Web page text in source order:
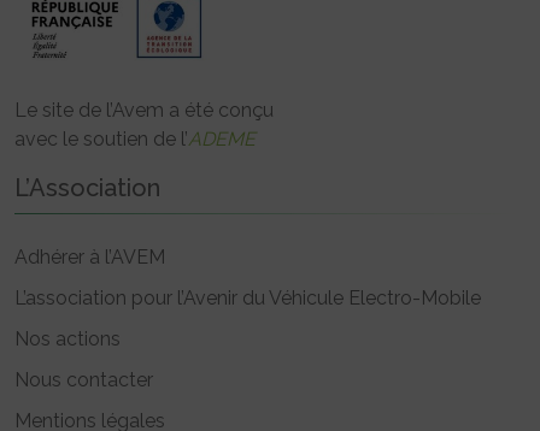
Le site de l’Avem a été conçu
avec le soutien de l’ADEME
L’Association
Adhérer à l’AVEM
L’association pour l’Avenir du Véhicule Electro-Mobile
Nos actions
Nous contacter
Mentions légales